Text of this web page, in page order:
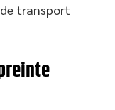
transport